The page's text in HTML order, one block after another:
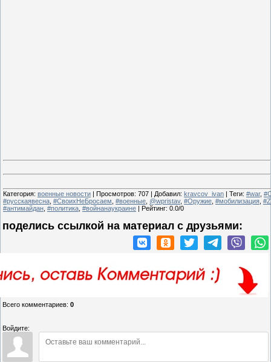
Категория: военные новости | Просмотров: 707 | Добавил: kravcov_ivan | Теги: #war,
#русскаявесна #СвоихНеБросаем #военные @wpristav, #Оружие #мобилизация
#антимайдан #политика #войнанаукраине | Рейтинг: 0.0/0
поделись ссылкой на материал c друзьями:
Всего комментариев: 0
Войдите: